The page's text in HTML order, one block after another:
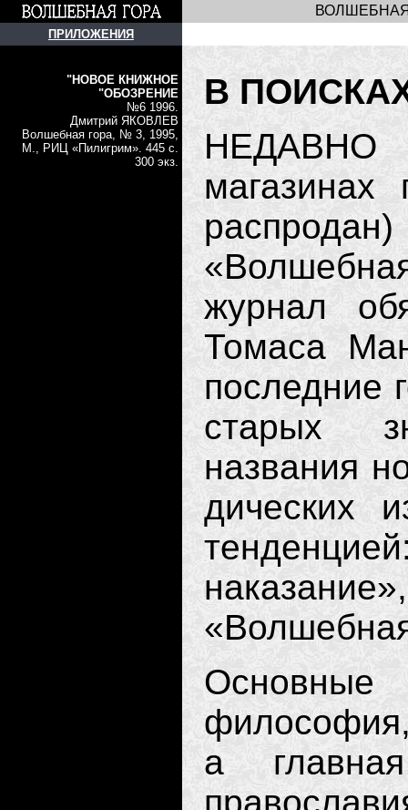
ПРИЛОЖЕНИЯ
"НОВОЕ КНИЖНОЕ
"ОБОЗРЕНИЕ
№6 1996.
Дмитрий ЯКОВЛЕВ
Волшебная гора, № 3, 1995,
М., РИЦ «Пилигрим». 445 с.
300 экз.
В
НЕДАВНО
журнал
Томаса
последние
старых
названия
дических
философия,
а